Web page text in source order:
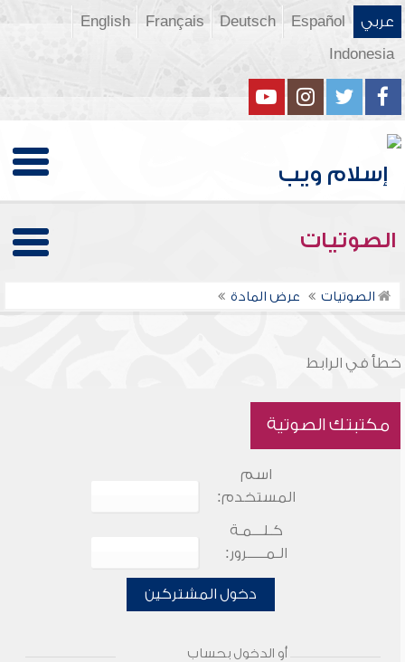
عربي Español
Deutsch
Français
English
Indonesia
الصوتيات
الصوتيات عرض المادة
خطأ في الرابط
مكتبتك الصوتية
اسم
المستخدم:
كـلـــمـة
الـمـــــرور:
دخول المشتركين
أو الدخول بحساب